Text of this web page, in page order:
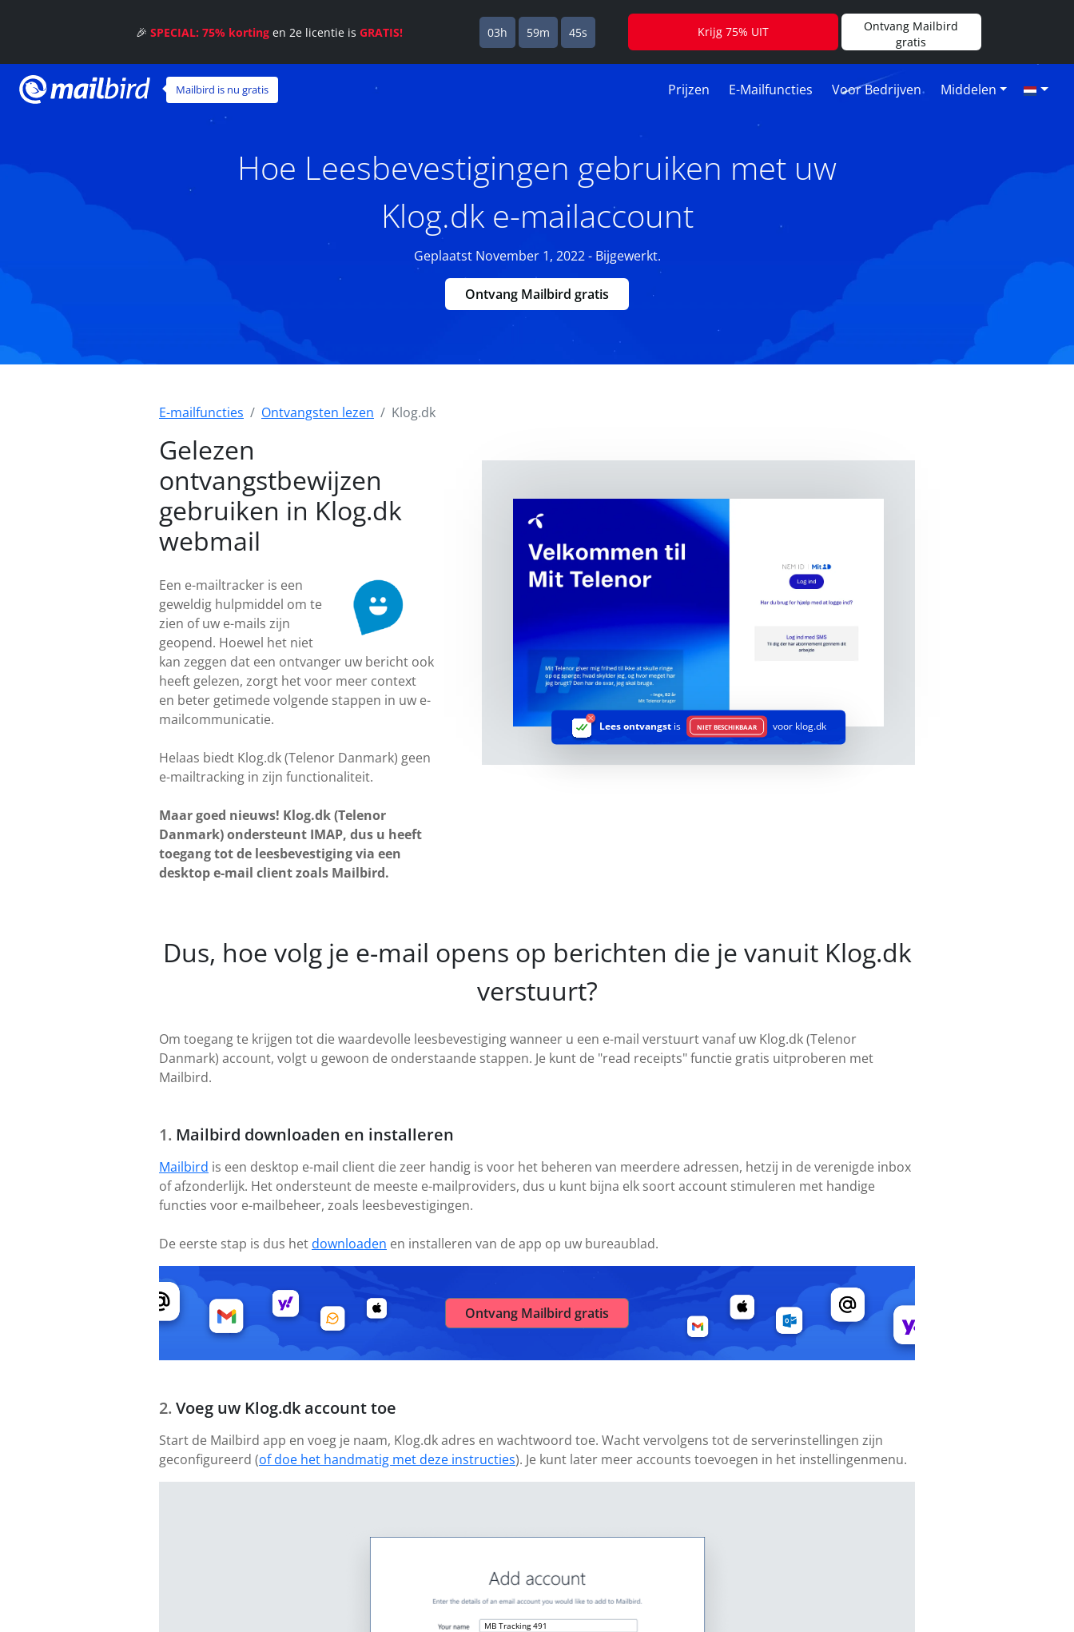
Mailbird is nu gratis Prijzen E-Mailfuncties Voor Bedrijven Middelen
Hoe Leesbevestigingen gebruiken met uw
Klog.dk e-mailaccount
Geplaatst November 1, 2022 - Bijgewerkt.
Ontvang Mailbird gratis
E-mailfuncties Ontvangsten lezen Klog.dk
Gelezen
ontvangstbewijzen
gebruiken in Klog.dk
webmail
Een e-mailtracker is een
geweldig hulpmiddel om te
zien of uw e-mails zijn
geopend. Hoewel het niet
kan zeggen dat een ontvanger uw bericht ook
heeft gelezen, zorgt het voor meer context
en beter getimede volgende stappen in uw e-
mailcommunicatie.
Helaas biedt Klog.dk (Telenor Danmark) geen
e-mailtracking in zijn functionaliteit.
Maar goed nieuws! Klog.dk (Telenor
Danmark) ondersteunt IMAP, dus u heeft
toegang tot de leesbevestiging via een
desktop e-mail client zoals Mailbird.
Lees ontvangst is NIET BESCHIKBAAR voor klog.dk
Dus, hoe volg je e-mail opens op berichten die je vanuit Klog.dk
verstuurt?
Om toegang te krijgen tot die waardevolle leesbevestiging wanneer u een e-mail verstuurt vanaf uw Klog.dk (Telenor
Danmark) account, volgt u gewoon de onderstaande stappen. Je kunt de "read receipts" functie gratis uitproberen met
Mailbird.
Mailbird downloaden en installeren
Mailbird is een desktop e-mail client die zeer handig is voor het beheren van meerdere adressen, hetzij in de verenigde inbox
of afzonderlijk. Het ondersteunt de meeste e-mailproviders, dus u kunt bijna elk soort account stimuleren met handige
functies voor e-mailbeheer, zoals leesbevestigingen.
De eerste stap is dus het downloaden en installeren van de app op uw bureaublad.
Ontvang Mailbird gratis
Voeg uw Klog.dk account toe
Start de Mailbird app en voeg je naam, Klog.dk adres en wachtwoord toe. Wacht vervolgens tot de serverinstellingen zijn
geconfigureerd (of doe het handmatig met deze instructies). Je kunt later meer accounts toevoegen in het instellingenmenu.
MB Tracking 491
🎉SPECIAL: 75% korting en 2e licentie isGRATIS! 03h 59m 44s Krijg 75% UIT
Ontvang Mailbird
gratis